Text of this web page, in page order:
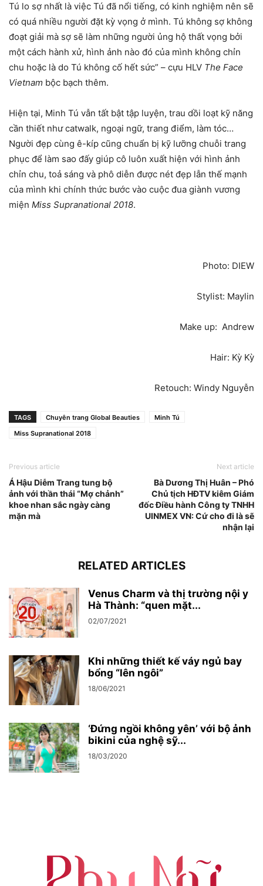
Tú lo sợ nhất là việc Tú đã nổi tiếng, có kinh nghiệm nên sẽ
có quá nhiều người đặt kỳ vọng ở mình. Tú không sợ không
đoạt giải mà sợ sẽ làm những người ủng hộ thất vọng bởi
một cách hành xử, hình ảnh nào đó của mình không chỉn
chu hoặc là do Tú không cố hết sức” – cựu HLV The Face
Vietnam bộc bạch thêm.
Hiện tại, Minh Tú vẫn tất bật tập luyện, trau dồi loạt kỹ năng
cần thiết như catwalk, ngoại ngữ, trang điểm, làm tóc…
Người đẹp cùng ê-kíp cũng chuẩn bị kỹ lưỡng chuỗi trang
phục để làm sao đấy giúp cô luôn xuất hiện với hình ảnh
chỉn chu, toả sáng và phô diễn được nét đẹp lẫn thế mạnh
của mình khi chính thức bước vào cuộc đua giành vương
miện Miss Supranational 2018.
Photo: DIEW
Stylist: Maylin
Make up: Andrew
Hair: Kỳ Kỳ
Retouch: Windy Nguyễn
TAGS Chuyên trang Global Beauties
Minh Tú
Miss Supranational 2018
Previous article
Á Hậu Diễm Trang tung bộ
ảnh với thần thái “Mợ chảnh”
khoe nhan sắc ngày càng
mặn mà
Next article
Bà Dương Thị Huân – Phó
Chủ tịch HĐTV kiêm Giám
đốc Điều hành Công ty TNHH
UINMEX VN: Cứ cho đi là sẽ
nhận lại
RELATED ARTICLES
Venus Charm và thị trường nội y
Hà Thành: “quen mặt...
02/07/2021
Khi những thiết kế váy ngủ bay
bổng “lên ngôi”
18/06/2021
‘Đứng ngồi không yên’ với bộ ảnh
bikini của nghệ sỹ...
18/03/2020